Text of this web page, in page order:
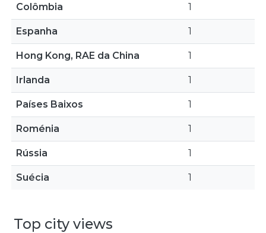
Colômbia 1
Espanha 1
Hong Kong, RAE da China 1
Irlanda 1
Países Baixos 1
Roménia 1
Rússia 1
Suécia 1
Top city views